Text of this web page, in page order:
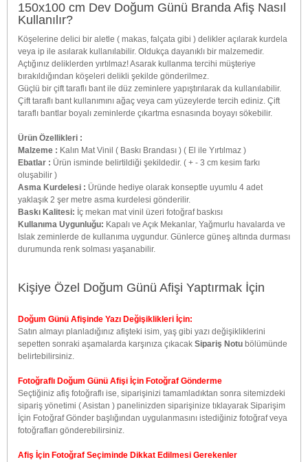
150x100 cm Dev Doğum Günü Branda Afiş Nasıl
Kullanılır?
Köşelerine delici bir aletle ( makas, falçata gibi ) delikler açılarak kurdela
veya ip ile asılarak kullanılabilir. Oldukça dayanıklı bir malzemedir.
Açtığınız deliklerden yırtılmaz! Asarak kullanma tercihi müşteriye
bırakıldığından köşeleri delikli şekilde gönderilmez.
Güçlü bir çift taraflı bant ile düz zeminlere yapıştırılarak da kullanılabilir.
Çift taraflı bant kullanımını ağaç veya cam yüzeylerde tercih ediniz. Çift
taraflı bantlar boyalı zeminlerde çıkartma esnasında boyayı sökebilir.
Ürün Özellikleri :
Malzeme : Kalın Mat Vinil ( Baskı Brandası ) ( El ile Yırtılmaz )
Ebatlar : Ürün isminde belirtildiği şekildedir. ( + - 3 cm kesim farkı
oluşabilir )
Asma Kurdelesi : Üründe hediye olarak konseptle uyumlu 4 adet
yaklaşık 2 şer metre asma kurdelesi gönderilir.
Baskı Kalitesi: İç mekan mat vinil üzeri fotoğraf baskısı
Kullanıma Uygunluğu: Kapalı ve Açık Mekanlar, Yağmurlu havalarda ve
Islak zeminlerde de kullanıma uygundur. Günlerce güneş altında durması
durumunda renk solması yaşanabilir.
Kişiye Özel Doğum Günü Afişi Yaptırmak İçin
Doğum Günü Afişinde Yazı Değişiklikleri İçin:
Satın almayı planladığınız afişteki isim, yaş gibi yazı değişikliklerini
sepetten sonraki aşamalarda karşınıza çıkacak Sipariş Notu bölümünde
belirtebilirsiniz.
Fotoğraflı Doğum Günü Afişi İçin Fotoğraf Gönderme
Seçtiğiniz afiş fotoğraflı ise, siparişinizi tamamladıktan sonra sitemizdeki
sipariş yönetimi ( Asistan ) panelinizden siparişinize tıklayarak Siparişim
İçin Fotoğraf Gönder başlığından uygulanmasını istediğiniz fotoğraf veya
fotoğrafları gönderebilirsiniz.
Afiş İçin Fotoğraf Seçiminde Dikkat Edilmesi Gerekenler